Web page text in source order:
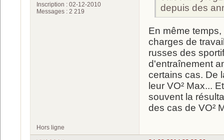
Inscription : 02-12-2010
Messages : 2 219
depuis des
En même
charges de
russes des
d'entraînement
certains cas. De
leur VO² Max...
souvent la
des cas de VO²
Hors ligne